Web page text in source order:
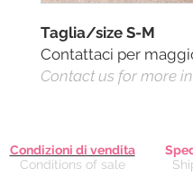
Taglia/size S-M
Contattaci per
Contact us for more
Condizioni di vendita
Conditions of sale